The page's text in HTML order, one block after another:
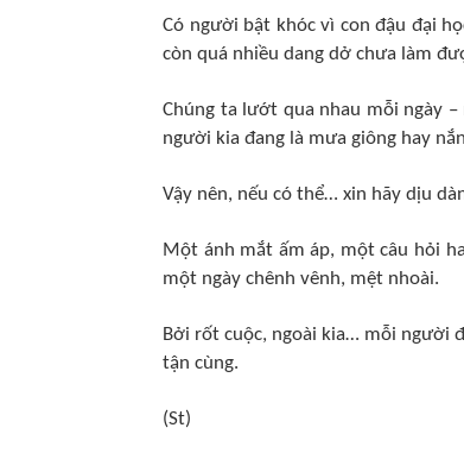
Có người bật khóc vì con đậu đại
còn quá nhiều dang dở chưa làm
Chúng ta lướt qua nhau mỗi ngày
người kia đang là mưa giông hay
Vậy nên, nếu có thể… xin hãy dịu
Một ánh mắt ấm áp, một câu hỏi
một ngày chênh vênh, mệt nhoài.
Bởi rốt cuộc, ngoài kia… mỗi người
tận cùng.
(St)